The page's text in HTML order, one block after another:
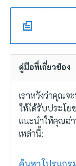
คู่มือที่เกี่ยวข้อง
เราหวังว่าคุณจ
ให้ได้รับประโย
แนะนำให้คุณอ่
เหล่านี้:
ค้นหาโปรแกร